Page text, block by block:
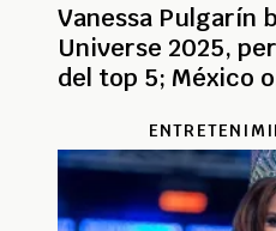
Vanessa Pulgarín
Universe 2025,
del top 5; México